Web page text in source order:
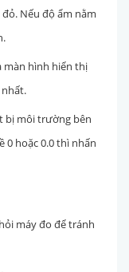
Nếu độ ẩm nằm
màn hình hiển thị
nhất.
bị môi trường bên
0 hoặc 0.0 thì nhấn
máy đo để tránh